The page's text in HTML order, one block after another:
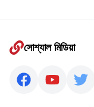
সোশ্যাল মিডিয়া